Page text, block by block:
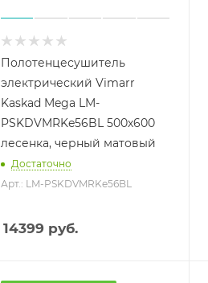
Полотенцесушитель
электрический Vimarr
Kaskad Mega LM-
PSKDVMRKe56BL 500х600
лесенка, черный матовый
Достаточно
Арт.: LM-PSKDVMRKe56BL
14399 руб.